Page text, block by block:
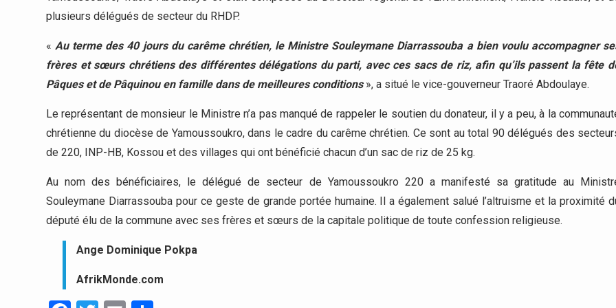
plusieurs délégués de secteur du RHDP.
«Au terme des 40 jours du carême chrétien, le Ministre Souleymane Diarrassouba a bien voulu accompagner
frères et sœurs chrétiens des différentes délégations du parti, avec ces sacs de riz, afin qu’ils passent la fête
Pâques et de Pâquinou en famille dans de meilleures conditions», a situé le vice-gouverneur Traoré Abdoulaye.
Le représentant de monsieur le Ministre n’a pas manqué de rappeler le soutien du donateur, il y a peu, à la
chrétienne du diocèse de Yamoussoukro, dans le cadre du carême chrétien. Ce sont au total 90 délégués des
de 220, INP-HB, Kossou et des villages qui ont bénéficié chacun d’un sac de riz de 25 kg.
Au nom des bénéficiaires, le délégué de secteur de Yamoussoukro 220 a manifesté sa gratitude au
Souleymane Diarrassouba pour ce geste de grande portée humaine. Il a également salué l’altruisme et la proximité
député élu de la commune avec ses frères et sœurs de la capitale politique de toute confession religieuse.
Ange Dominique Pokpa
AfrikMonde.com